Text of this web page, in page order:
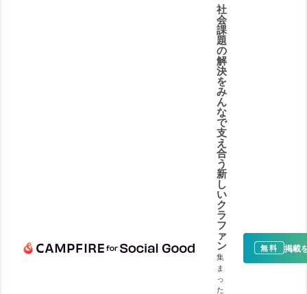
社
会
課
題
の
解
決
を
み
ん
な
で
支
え
合
う
新
し
い
ク
ラ
フ
ァ
ン
集
ま
っ
た
無料 掲載